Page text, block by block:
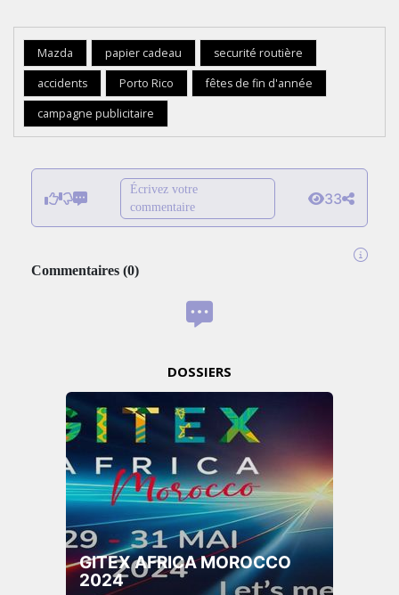
Mazda papier cadeau
securité routière
accidents
Porto Rico
fêtes de fin d'année
campagne publicitaire
Écrivez votre
commentaire
33
Commentaires (0)
DOSSIERS
GITEX AFRICA MOROCCO
2024